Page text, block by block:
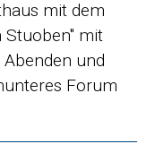
mit dem
Stuoben" mit
und
Forum